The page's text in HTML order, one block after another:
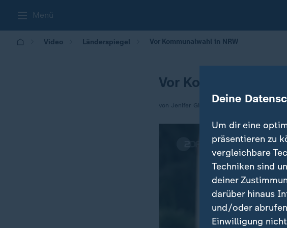
Menü
Video Länderspiegel Vor Kommunalwahl in NRW
Vor Kommunalwahl
von Jenifer Girke Deine
Um dir eine
präsentieren zu
vergleichbare
Techniken sind
deiner
darüber hinaus
und/oder
Einwilligung